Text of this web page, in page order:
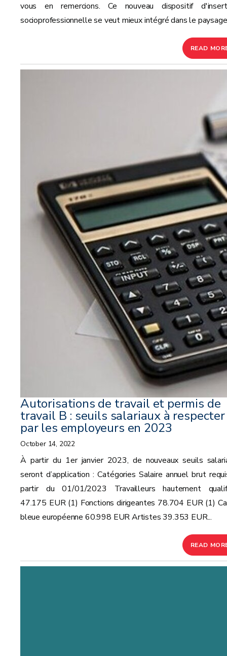
vous en remercions. Ce nouveau dispositif
socioprofessionnelle se veut mieux intégré dans le
READ
Autorisations de travail et permis de
travail B : seuils salariaux à respecter
par les employeurs en 2023
October 14, 2022
À partir du 1er janvier 2023, de nouveaux seuils
seront d’application : Catégories Salaire annuel brut
partir du 01/01/2023 Travailleurs hautement
47.175 EUR (1) Fonctions dirigeantes 78.704 EUR (1)
bleue européenne 60.998 EUR Artistes 39.353 EUR...
READ